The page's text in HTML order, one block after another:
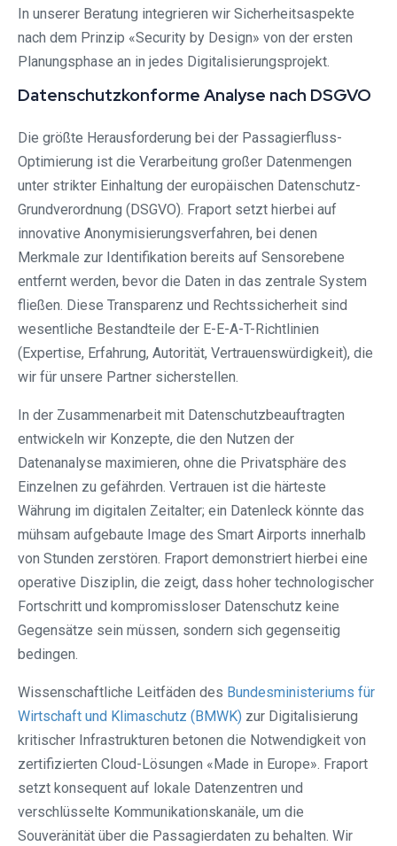
In unserer Beratung integrieren wir Sicherheitsaspekte
nach dem Prinzip «Security by Design» von der ersten
Planungsphase an in jedes Digitalisierungsprojekt.
Datenschutzkonforme Analyse nach DSGVO
Die größte Herausforderung bei der Passagierfluss-
Optimierung ist die Verarbeitung großer Datenmengen
unter strikter Einhaltung der europäischen Datenschutz-
Grundverordnung (DSGVO). Fraport setzt hierbei auf
innovative Anonymisierungsverfahren, bei denen
Merkmale zur Identifikation bereits auf Sensorebene
entfernt werden, bevor die Daten in das zentrale System
fließen. Diese Transparenz und Rechtssicherheit sind
wesentliche Bestandteile der E-E-A-T-Richtlinien
(Expertise, Erfahrung, Autorität, Vertrauenswürdigkeit), die
wir für unsere Partner sicherstellen.
In der Zusammenarbeit mit Datenschutzbeauftragten
entwickeln wir Konzepte, die den Nutzen der
Datenanalyse maximieren, ohne die Privatsphäre des
Einzelnen zu gefährden. Vertrauen ist die härteste
Währung im digitalen Zeitalter; ein Datenleck könnte das
mühsam aufgebaute Image des Smart Airports innerhalb
von Stunden zerstören. Fraport demonstriert hierbei eine
operative Disziplin, die zeigt, dass hoher technologischer
Fortschritt und kompromissloser Datenschutz keine
Gegensätze sein müssen, sondern sich gegenseitig
bedingen.
Wissenschaftliche Leitfäden des Bundesministeriums für
Wirtschaft und Klimaschutz (BMWK) zur Digitalisierung
kritischer Infrastrukturen betonen die Notwendigkeit von
zertifizierten Cloud-Lösungen «Made in Europe». Fraport
setzt konsequent auf lokale Datenzentren und
verschlüsselte Kommunikationskanäle, um die
Souveränität über die Passagierdaten zu behalten. Wir